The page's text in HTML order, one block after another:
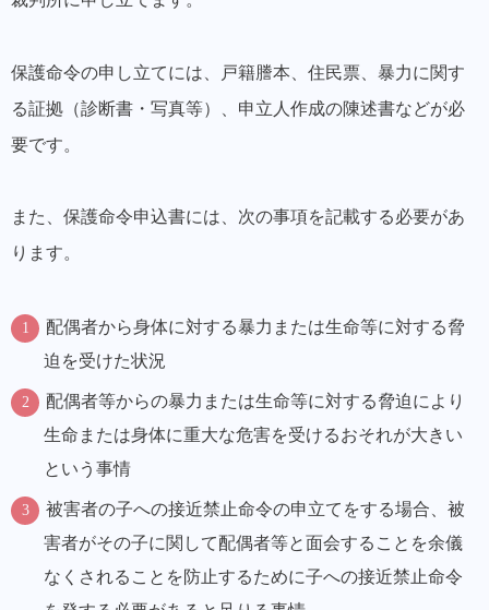
保護命令の申し立てには、戸籍謄本、住民票、暴力に関す
る証拠（診断書・写真等）、申立人作成の陳述書などが必
要です。
また、保護命令申込書には、次の事項を記載する必要があ
ります。
配偶者から身体に対する暴力または生命等に対する脅
迫を受けた状況
配偶者等からの暴力または生命等に対する脅迫により
生命または身体に重大な危害を受けるおそれが大きい
という事情
被害者の子への接近禁止命令の申立てをする場合、被
害者がその子に関して配偶者等と面会することを余儀
なくされることを防止するために子への接近禁止命令